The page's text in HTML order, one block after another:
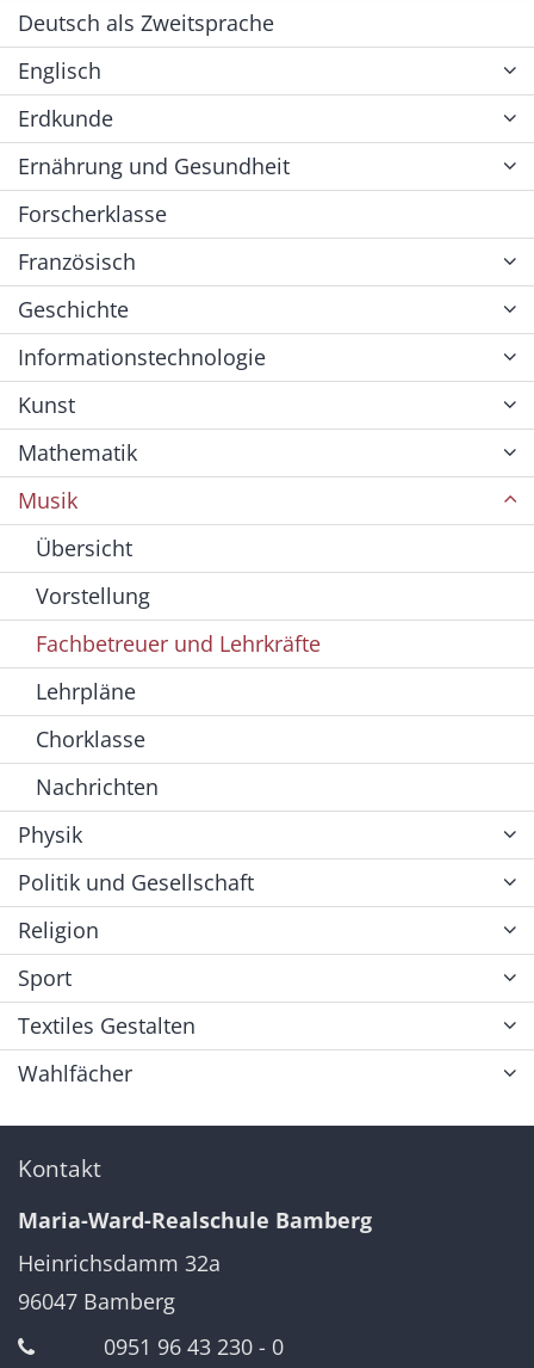
Deutsch als Zweitsprache
Englisch
Erdkunde
Ernährung und Gesundheit
Forscherklasse
Französisch
Geschichte
Informationstechnologie
Kunst
Mathematik
Musik
Übersicht
Vorstellung
Fachbetreuer und Lehrkräfte
Lehrpläne
Chorklasse
Nachrichten
Physik
Politik und Gesellschaft
Religion
Sport
Textiles Gestalten
Wahlfächer
Kontakt
Maria-Ward-Realschule Bamberg
Heinrichsdamm 32a
96047 Bamberg
0951 96 43 230 - 0